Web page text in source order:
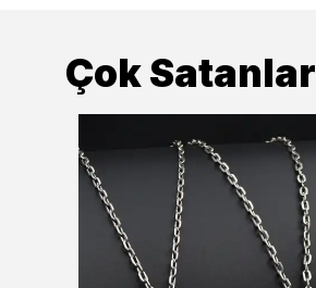
Çok Satanlar